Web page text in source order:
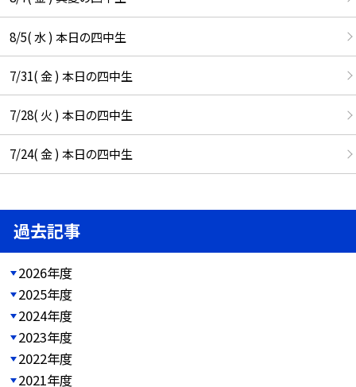
8/5( 水 ) 本日の四中生
7/31( 金 ) 本日の四中生
7/28( 火 ) 本日の四中生
7/24( 金 ) 本日の四中生
過去記事
2026年度
2025年度
2024年度
2023年度
2022年度
2021年度